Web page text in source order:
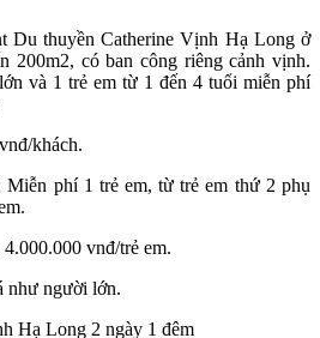
Du thuyền Catherine Vịnh Hạ Long ở
200m2, có ban công riêng cảnh vịnh.
và 1 trẻ em từ 1 đến 4 tuổi miễn phí
khách.
phí 1 trẻ em, từ trẻ em thứ 2 phụ
vnđ/trẻ em.
như người lớn.